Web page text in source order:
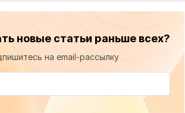
новые статьи раньше всех?
на email-рассылку